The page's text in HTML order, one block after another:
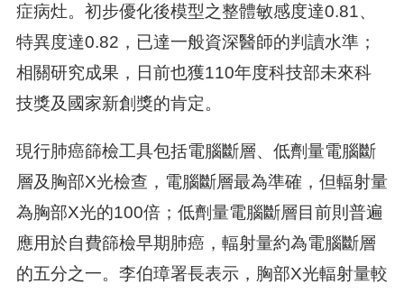
症病灶。初步優化後模型之整體敏感度達0.81、
特異度達0.82，已達一般資深醫師的判讀水準；
相關研究成果，日前也獲110年度科技部未來科
技獎及國家新創獎的肯定。
現行肺癌篩檢工具包括電腦斷層、低劑量電腦斷
層及胸部X光檢查，電腦斷層最為準確，但輻射量
為胸部X光的100倍；低劑量電腦斷層目前則普遍
應用於自費篩檢早期肺癌，輻射量約為電腦斷層
的五分之一。李伯璋署長表示，胸部X光輻射量較